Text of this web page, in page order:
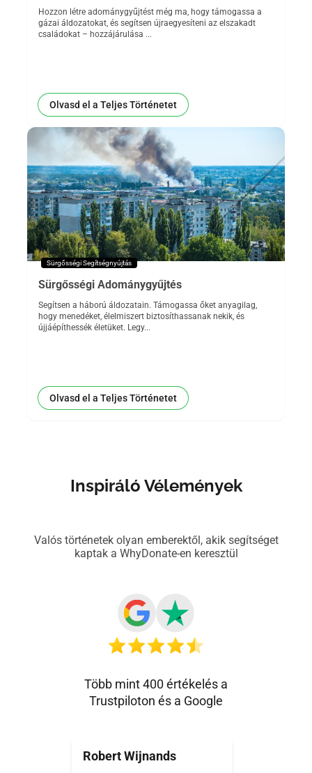
Hozzon létre adománygyűjtést még ma, hogy támogassa a
gázai áldozatokat, és segítsen újraegyesíteni az elszakadt
családokat – hozzájárulása ...
Olvasd el a Teljes Történetet
Sürgősségi Segítségnyújtás
Sürgősségi Adománygyűjtés
Segítsen a háború áldozatain. Támogassa őket anyagilag,
hogy menedéket, élelmiszert biztosíthassanak nekik, és
újjáépíthessék életüket. Legy...
Olvasd el a Teljes Történetet
Inspiráló Vélemények
Valós történetek olyan emberektől, akik segítséget
kaptak a WhyDonate-en keresztül
Több mint 400 értékelés a
Trustpiloton és a Google
Robert Wijnands